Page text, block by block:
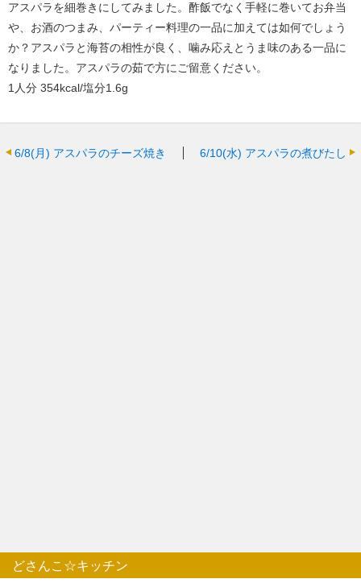
アスパラを細巻きにしてみました。酢飯でなく手軽に巻いてお弁当
や、お酒のつまみ、パーティー料理の一品に加えては如何でしょう
か？アスパラと海苔の相性が良く、噛み応えとうま味のある一品に
なりました。アスパラの茹で方にご留意ください。
1人分 354kcal/塩分1.6g
6/8(月) アスパラのチーズ焼き 6/10(水) アスパラの煮びたし
どさんこ☆キッチン